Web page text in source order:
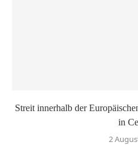
Streit innerhalb der
in
2